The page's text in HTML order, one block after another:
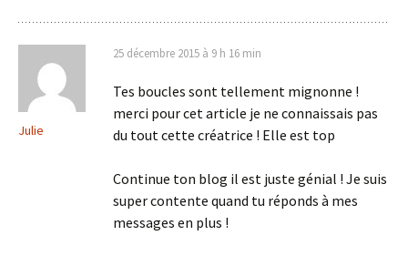
Julie
25 décembre 2015 à 9 h 16 min
Tes boucles sont tellement mignonne !
merci pour cet article je ne connaissais pas
du tout cette créatrice ! Elle est top
Continue ton blog il est juste génial ! Je suis
super contente quand tu réponds à mes
messages en plus !